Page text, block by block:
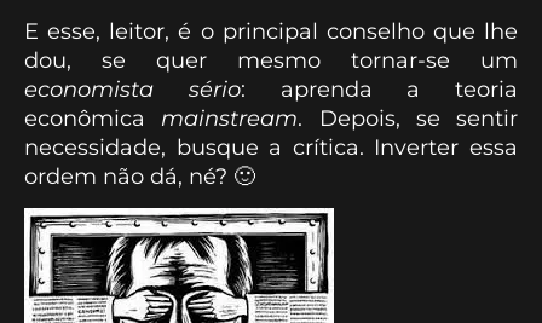
E esse, leitor, é o principal conselho que lhe
dou, se quer mesmo tornar-se um
economista sério: aprenda a teoria
econômica mainstream. Depois, se sentir
necessidade, busque a crítica. Inverter essa
ordem não dá, né? 🙂